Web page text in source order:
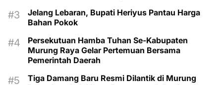
Jelang Lebaran, Bupati Heriyus Pantau Harga
Bahan Pokok
Persekutuan Hamba Tuhan Se-Kabupaten
Murung Raya Gelar Pertemuan Bersama
Pemerintah Daerah
Tiga Damang Baru Resmi Dilantik di Murung